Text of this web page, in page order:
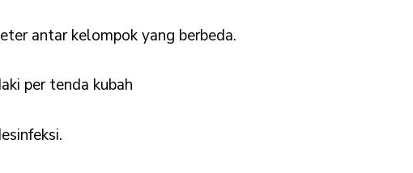
antar kelompok yang berbeda.
per tenda kubah